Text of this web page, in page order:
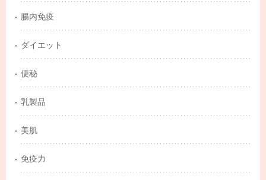
腸内免疫
ダイエット
便秘
乳製品
美肌
免疫力